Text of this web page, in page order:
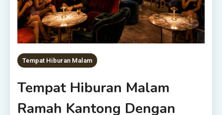
Tempat Hiburan Malam
Tempat Hiburan Malam
Ramah Kantong Dengan